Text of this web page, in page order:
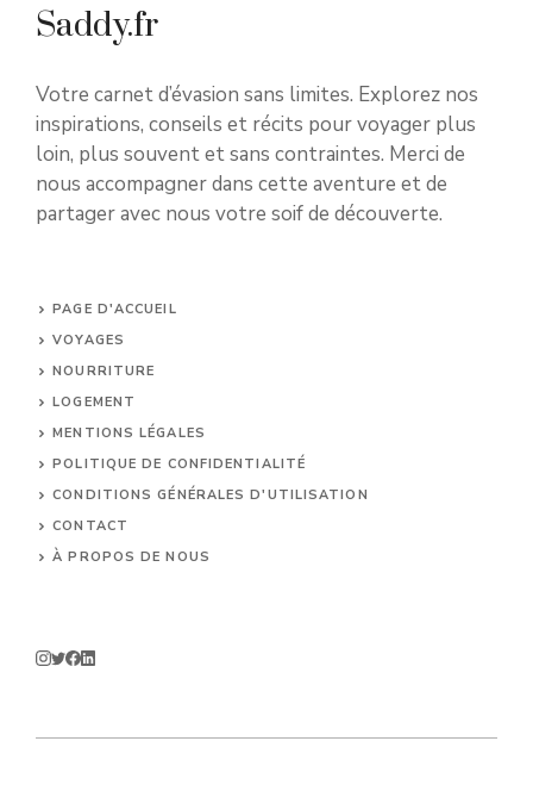
Saddy.fr
Votre carnet d’évasion sans limites. Explorez nos
inspirations, conseils et récits pour voyager plus
loin, plus souvent et sans contraintes. Merci de
nous accompagner dans cette aventure et de
partager avec nous votre soif de découverte.
PAGE D'ACCUEIL
VOYAGES
NOURRITURE
LOGEMENT
MENTIONS LÉGALES
POLITIQUE DE CONFIDENTIALITÉ
CONDITIONS GÉNÉRALES D'UTILISATION
CONTACT
À PROPOS DE NOUS